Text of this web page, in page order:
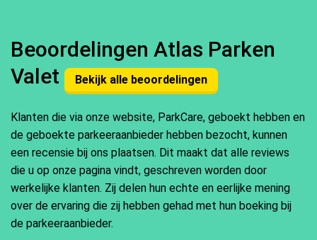
Beoordelingen Atlas Parken
Valet
Bekijk alle beoordelingen
Klanten die via onze website, ParkCare, geboekt hebben en
de geboekte parkeeraanbieder hebben bezocht, kunnen
een recensie bij ons plaatsen. Dit maakt dat alle reviews
die u op onze pagina vindt, geschreven worden door
werkelijke klanten. Zij delen hun echte en eerlijke mening
over de ervaring die zij hebben gehad met hun boeking bij
de parkeeraanbieder.